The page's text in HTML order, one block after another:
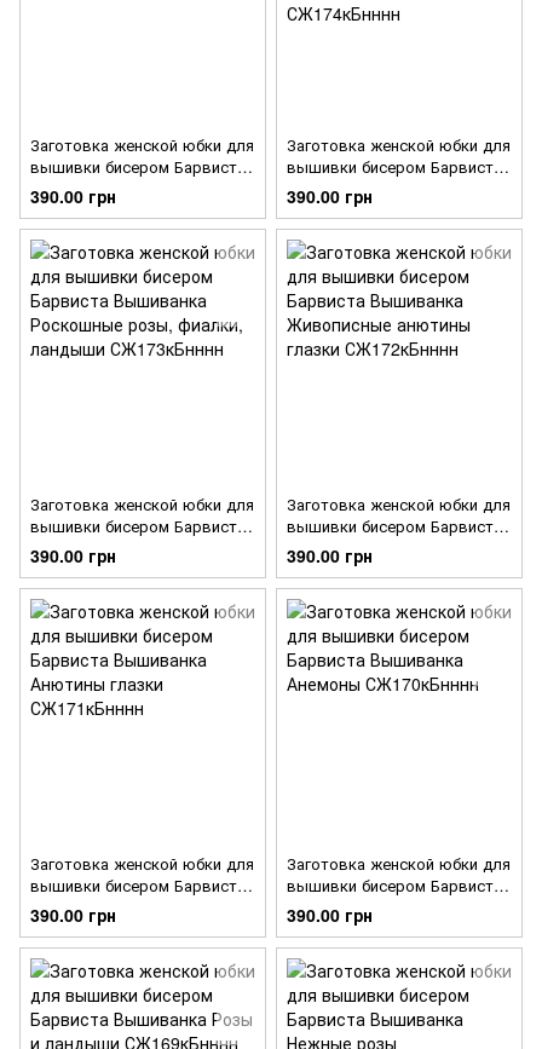
Заготовка женской юбки для
вышивки бисером Барвиста
Вышиванка Лунные лилии
СЖ175кБнннн
390.00 грн
Заготовка женской юбки для
вышивки бисером Барвиста
Вышиванка Розы, анютины
глазки, петунии, ромашки
СЖ174кБнннн
390.00 грн
Заготовка женской юбки для
вышивки бисером Барвиста
Вышиванка Роскошные
розы, фиалки, ландыши
СЖ173кБнннн
390.00 грн
Заготовка женской юбки для
вышивки бисером Барвиста
Вышиванка Живописные
анютины глазки
СЖ172кБнннн
390.00 грн
Заготовка женской юбки для
вышивки бисером Барвиста
Вышиванка Анютины глазки
СЖ171кБнннн
390.00 грн
Заготовка женской юбки для
вышивки бисером Барвиста
Вышиванка Анемоны
СЖ170кБнннн
390.00 грн